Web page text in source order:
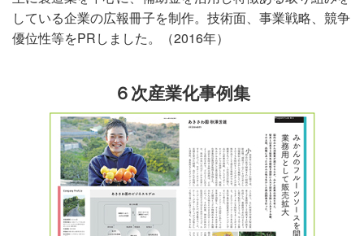
している企業の広報冊子を制作。技術面、事業戦略、競争
優位性等をPRしました。（2016年）
６次産業化事例集